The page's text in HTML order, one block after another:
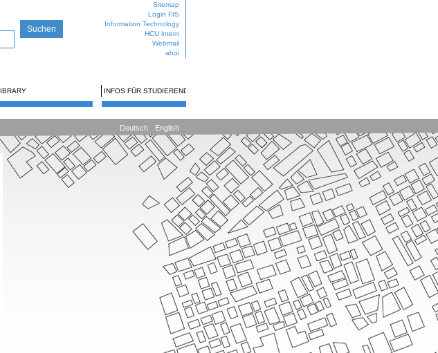
Sitemap
Login FIS
Information Technology
HCU intern
Webmail
ahoi
INFOS FÜR STUDIERENDE
Deutsch English